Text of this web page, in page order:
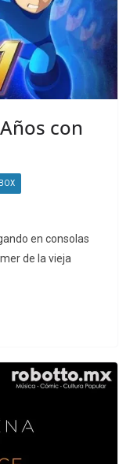
con
en consolas
de la vieja